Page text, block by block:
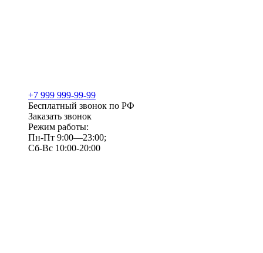
+7 999 999-99-99
Бесплатный звонок по РФ
Заказать звонок
Режим работы:
Пн-Пт 9:00—23:00;
Сб-Вс 10:00-20:00